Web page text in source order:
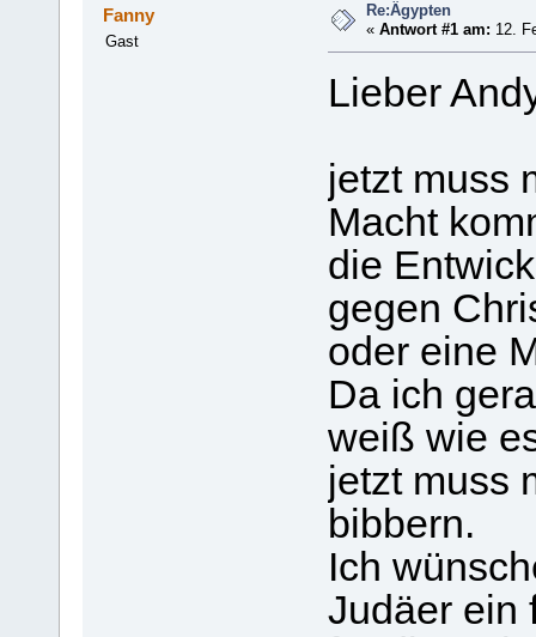
Fanny
Gast
Re:Ägypten
«Antwort #1 am: 12.
Lieber
jetzt muss
Macht
die
gegen
oder eine
Da ich
weiß wie
jetzt muss
bibbern.
Ich
Judäer ein